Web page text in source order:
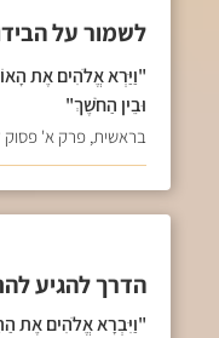
לשמור על
"וַיַּרְא אֱלֹהִים אֶת
וּבֵין הַחֹשֶׁךְ"
בראשית, פרק א' פסוק
הדרך להגיע
"וַיִּבְרָא אֱלֹהִים אֶת